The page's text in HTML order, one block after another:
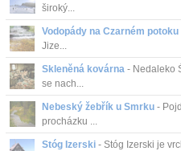
široký...
Vodopády na Czarném potoku
Jize...
Skleněná kovárna - Nedaleko
se nach...
Nebeský žebřík u Smrku -
procházku ...
Stóg Izerski - Stóg Izerski je